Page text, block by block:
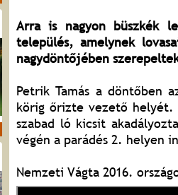
Arra is nagyon büszkék
település, amelynek
nagydöntőjében
Petrik Tamás a döntőben
körig őrizte vezető helyét.
szabad ló kicsit
végén a parádés 2. helyen
Nemzeti Vágta 2016.